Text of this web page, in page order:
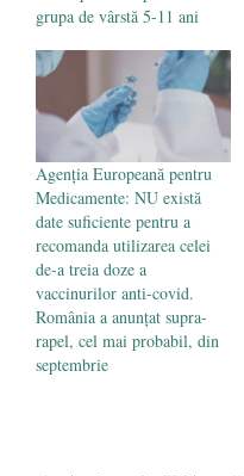
grupa de vârstă 5-11 ani
Agenţia Europeană pentru
Medicamente: NU există
date suficiente pentru a
recomanda utilizarea celei
de-a treia doze a
vaccinurilor anti-covid.
România a anunțat supra-
rapel, cel mai probabil, din
septembrie